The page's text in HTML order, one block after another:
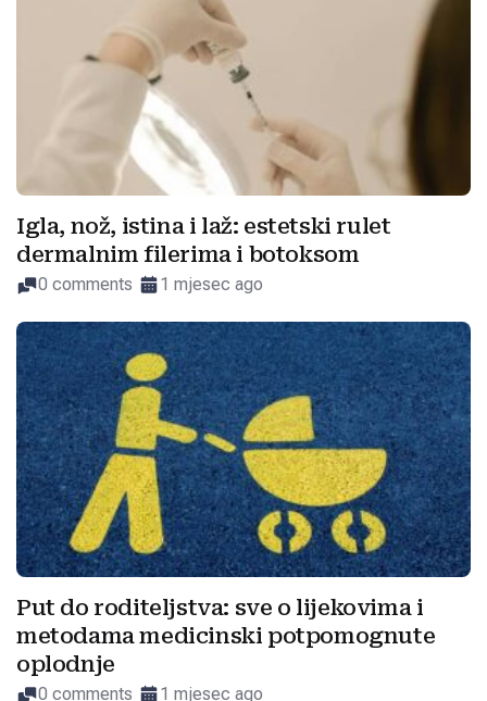
Igla, nož, istina i laž: estetski rulet
dermalnim filerima i botoksom
0 comments 1 mjesec ago
Put do roditeljstva: sve o lijekovima i
metodama medicinski potpomognute
oplodnje
0 comments 1 mjesec ago